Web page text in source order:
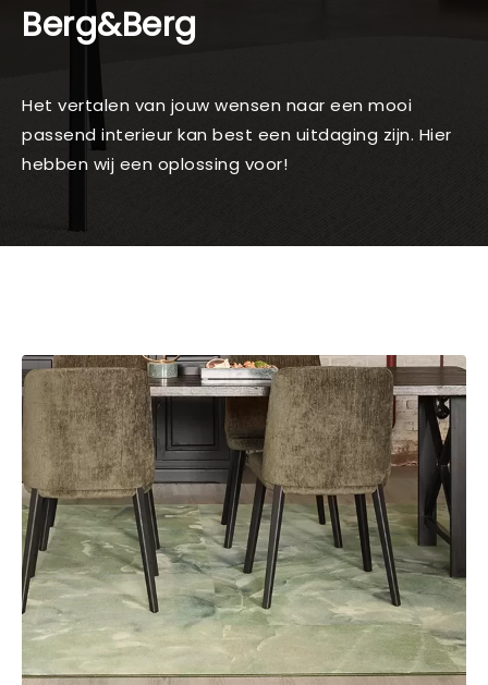
Berg&Berg
Het vertalen van jouw wensen naar een mooi
passend interieur kan best een uitdaging zijn. Hier
hebben wij een oplossing voor!